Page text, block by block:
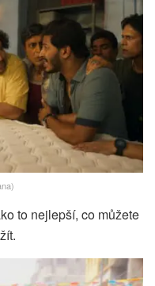
to nejlepší, co můžete